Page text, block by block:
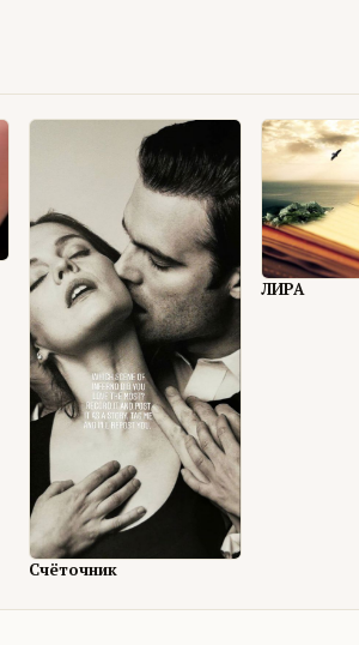
Счёточник
ЛИРА